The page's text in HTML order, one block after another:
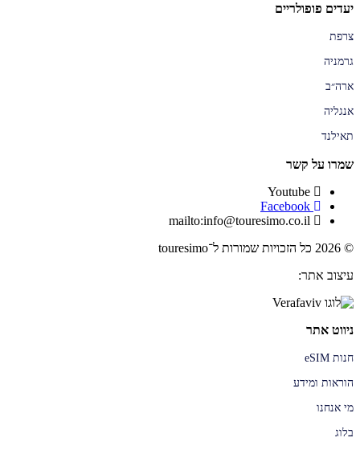
יעדים פופולריים
צרפת
גרמניה
ארה״ב
אנגליה
תאילנד
שמרו על קשר
Youtube
Facebook
mailto:info@touresimo.co.il
© 2026 כל הזכויות שמורות ל־touresimo
עיצוב אתר:
ניווט אתר
חנות eSIM
הוראות ומידע
מי אנחנו
בלוג